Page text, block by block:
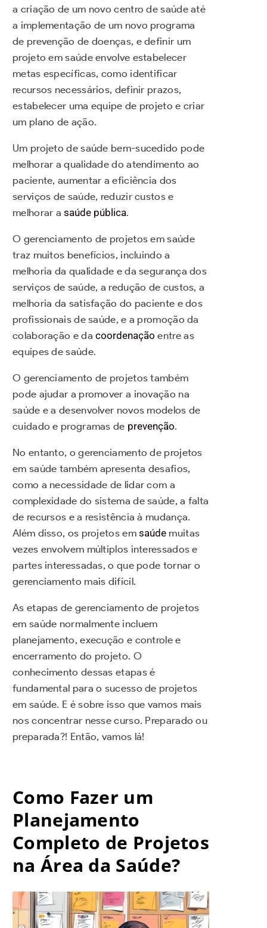
a criação de um novo centro de saúde até
a implementação de um novo programa
de prevenção de doenças, e definir um
projeto em saúde envolve estabelecer
metas específicas, como identificar
recursos necessários, definir prazos,
estabelecer uma equipe de projeto e criar
um plano de ação.
Um projeto de saúde bem-sucedido pode
melhorar a qualidade do atendimento ao
paciente, aumentar a eficiência dos
serviços de saúde, reduzir custos e
melhorar asaúde pública.
O gerenciamento de projetos em saúde
traz muitos benefícios, incluindo a
melhoria da qualidade e da segurança dos
serviços de saúde, a redução de custos, a
melhoria da satisfação do paciente e dos
profissionais de saúde, e a promoção da
colaboração e dacoordenação entre as
equipes de saúde.
O gerenciamento de projetos também
pode ajudar a promover a inovação na
saúde e a desenvolver novos modelos de
cuidado e programas de prevenção.
No entanto, o gerenciamento de projetos
em saúde também apresenta desafios,
como a necessidade de lidar com a
complexidade do sistema de saúde, a falta
de recursos e a resistência à mudança.
Além disso, os projetos emsaúde muitas
vezes envolvem múltiplos interessados e
partes interessadas, o que pode tornar o
gerenciamento mais difícil.
As etapas de gerenciamento de projetos
em saúde normalmente incluem
planejamento, execução e controle e
encerramento do projeto. O
conhecimento dessas etapas é
fundamental para o sucesso de projetos
em saúde. E é sobre isso que vamos mais
nos concentrar nesse curso. Preparado ou
preparada?! Então, vamos lá!
Como Fazer um
Planejamento
Completo de Projetos
na Área da Saúde?